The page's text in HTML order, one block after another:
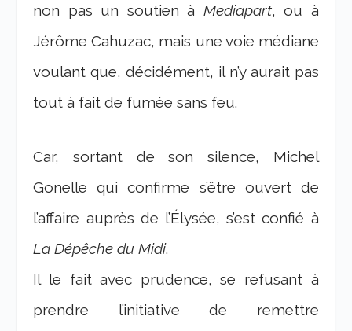
non pas un soutien à Mediapart, ou à
Jérôme Cahuzac, mais une voie médiane
voulant que, décidément, il n’y aurait pas
tout à fait de fumée sans feu.
Car, sortant de son silence, Michel
Gonelle qui confirme s’être ouvert de
l’affaire auprès de l’Élysée, s’est confié à
La Dépêche du Midi.
Il le fait avec prudence, se refusant à
prendre l’initiative de remettre